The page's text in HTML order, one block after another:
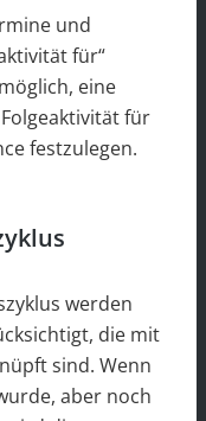
und
für“
eine
für
festzulegen.
werden
die mit
sind. Wenn
aber noch